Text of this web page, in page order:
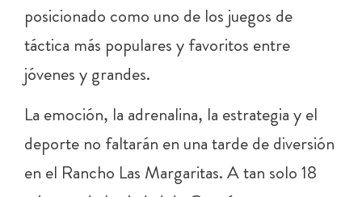
posicionado como uno de los juegos de
táctica más populares y favoritos entre
jóvenes y grandes.
La emoción, la adrenalina, la estrategia y el
deporte no faltarán en una tarde de diversión
en el Rancho Las Margaritas. A tan solo 18